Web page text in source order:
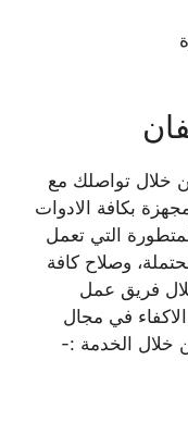
خلال تواصلك مع
بكافة الادوات
التي تعمل
وصلاح كافة
فريق عمل
في مجال
خلال الخدمة :-